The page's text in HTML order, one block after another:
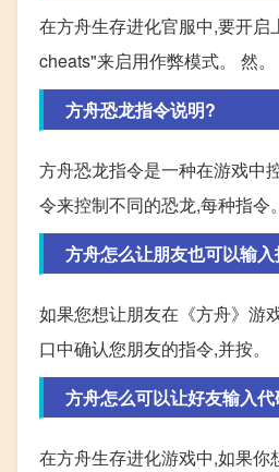
在方舟生存进化官服中,要开
cheats"来启用作弊模式。 然。
方舟恐龙指令说明?
方舟恐龙指令是一种在游戏中
令来控制不同的恐龙,每种指令。
方舟怎么让朋友也可以输
如果您想让朋友在《方舟》游
口中确认您朋友的指令,并按。
方舟怎么可以让好友输入
在方舟生存进化游戏中,如果